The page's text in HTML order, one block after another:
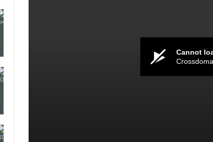
Cannot